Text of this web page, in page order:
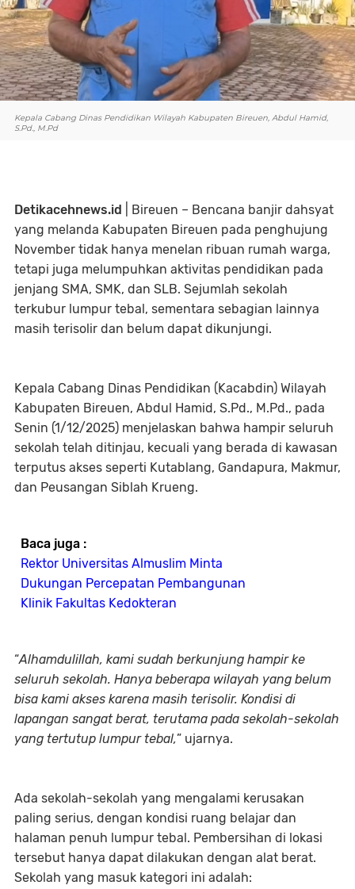
Kepala Cabang Dinas Pendidikan Wilayah Kabupaten Bireuen, Abdul Hamid,
S.Pd., M.Pd
Detikacehnews.id
| Bireuen – Bencana banjir dahsyat
yang melanda Kabupaten Bireuen pada penghujung
November tidak hanya menelan ribuan rumah warga,
tetapi juga melumpuhkan aktivitas pendidikan pada
jenjang SMA, SMK, dan SLB. Sejumlah sekolah
terkubur lumpur tebal, sementara sebagian lainnya
masih terisolir dan belum dapat dikunjungi.
Kepala Cabang Dinas Pendidikan (Kacabdin) Wilayah
Kabupaten Bireuen, Abdul Hamid, S.Pd., M.Pd., pada
Senin (1/12/2025) menjelaskan bahwa hampir seluruh
sekolah telah ditinjau, kecuali yang berada di kawasan
terputus akses seperti Kutablang, Gandapura, Makmur,
dan Peusangan Siblah Krueng.
Baca juga :
Rektor Universitas Almuslim Minta
Dukungan Percepatan Pembangunan
Klinik Fakultas Kedokteran
“Alhamdulillah, kami sudah berkunjung hampir ke
seluruh sekolah. Hanya beberapa wilayah yang belum
bisa kami akses karena masih terisolir. Kondisi di
lapangan sangat berat, terutama pada sekolah-sekolah
yang tertutup lumpur tebal,” ujarnya.
Ada sekolah-sekolah yang mengalami kerusakan
paling serius, dengan kondisi ruang belajar dan
halaman penuh lumpur tebal. Pembersihan di lokasi
tersebut hanya dapat dilakukan dengan alat berat.
Sekolah yang masuk kategori ini adalah: